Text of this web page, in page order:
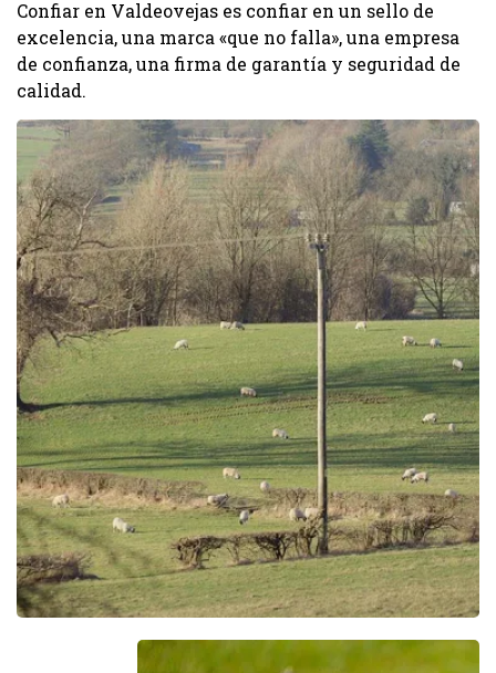
Confiar en Valdeovejas es confiar en un sello de
excelencia, una marca «que no falla», una empresa
de confianza, una firma de garantía y seguridad de
calidad.